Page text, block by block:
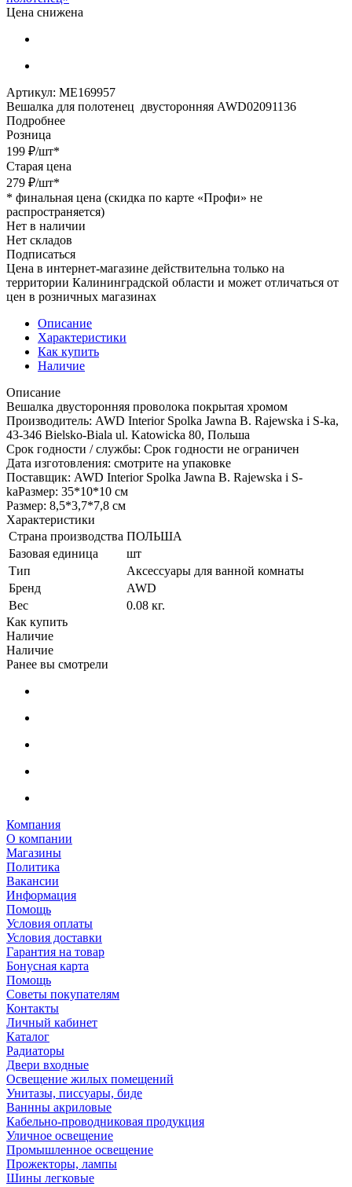
Цена снижена
Артикул: МЕ169957
Вешалка для полотенец двусторонняя AWD02091136
Подробнее
Розница
199 ₽/шт*
Старая цена
279 ₽/шт*
* финальная цена (скидка по карте «Профи» не
распространяется)
Нет в наличии
Нет складов
Подписаться
Цена в интернет-магазине действительна только на
территории Калининградской области и может отличаться от
цен в розничных магазинах
Описание
Характеристики
Как купить
Наличие
Описание
Вешалка двусторонняя проволока покрытая хромом
Производитель: AWD Interior Spolka Jawna B. Rajewska i S-ka,
43-346 Bielsko-Biala ul. Katowicka 80, Польша
Срок годности / службы: Срок годности не ограничен
Дата изготовления: смотрите на упаковке
Поставщик: AWD Interior Spolka Jawna B. Rajewska i S-
kaРазмер: 35*10*10 см
Размер: 8,5*3,7*7,8 см
Характеристики
Страна производства ПОЛЬША
Базовая единица
шт
Тип
Аксессуары для ванной комнаты
Бренд
AWD
Вес
0.08 кг.
Как купить
Наличие
Наличие
Ранее вы смотрели
Компания
О компании
Магазины
Политика
Вакансии
Информация
Помощь
Условия оплаты
Условия доставки
Гарантия на товар
Бонусная карта
Помощь
Советы покупателям
Контакты
Личный кабинет
Каталог
Радиаторы
Двери входные
Освещение жилых помещений
Унитазы, писсуары, биде
Ваннны акриловые
Кабельно-проводниковая продукция
Уличное освещение
Промышленное освещение
Прожекторы, лампы
Шины легковые